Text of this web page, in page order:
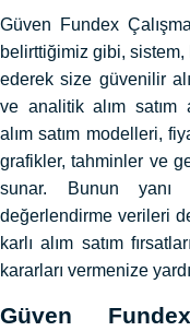
Güven Fundex
belirttiğimiz gibi, sistem,
ederek size güvenilir
ve analitik alım satım
alım satım modelleri,
grafikler, tahminler ve
sunar. Bunun yanı
değerlendirme verileri
karlı alım satım
kararları vermenize
Güven